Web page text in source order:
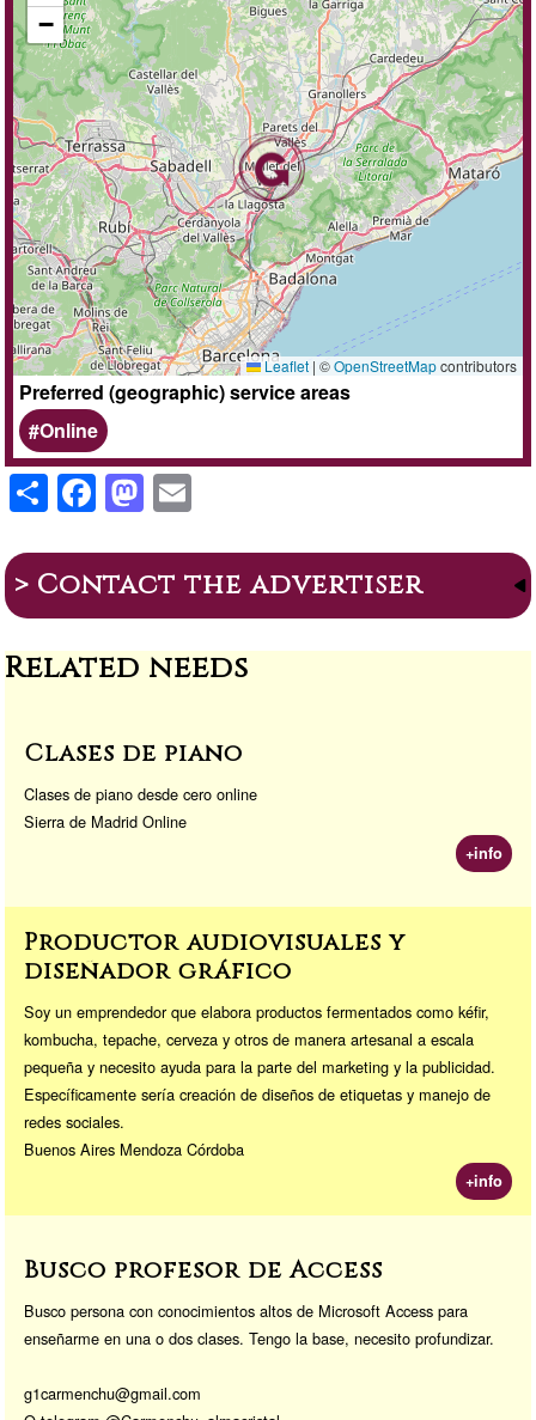
−
Leaflet | ©OpenStreetMapcontributors
Preferred (geographic) service areas
Online
S
h
ar
e
F
a
c
e
b
o
k
M
a
st
o
d
o
E
ail
> Contact the advertiser
Related needs
Clases de piano
Clases de piano desde cero online
Sierra de Madrid Online
+info
Productor audiovisuales y
diseñador gráfico
Soy un emprendedor que elabora productos fermentados como kéfir,
kombucha, tepache, cerveza y otros de manera artesanal a escala
pequeña y necesito ayuda para la parte del marketing y la publicidad.
Específicamente sería creación de diseños de etiquetas y manejo de
redes sociales.
Buenos Aires Mendoza Córdoba
+info
Busco profesor de Access
Busco persona con conocimientos altos de Microsoft Access para
enseñarme en una o dos clases. Tengo la base, necesito profundizar.
g1carmenchu@gmail.com